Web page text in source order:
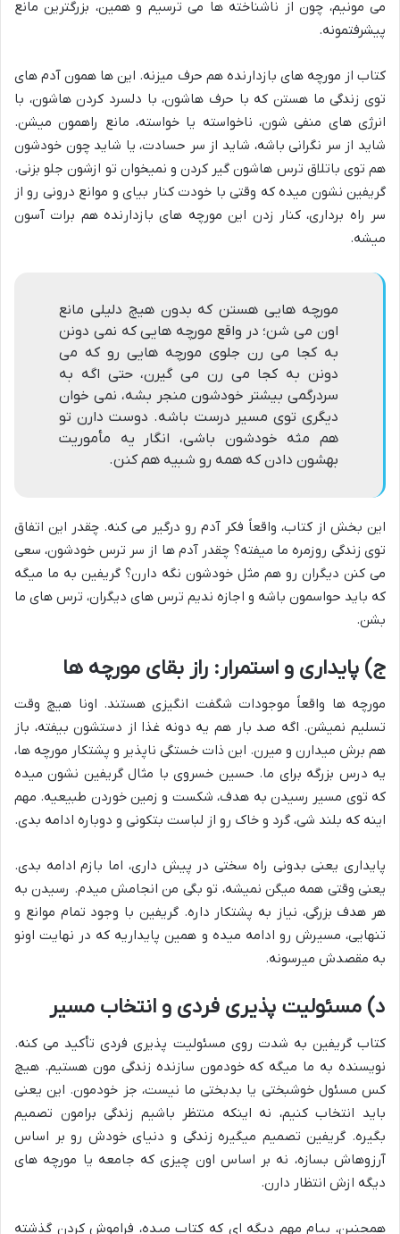
می مونیم، چون از ناشناخته ها می ترسیم و همین، بزرگترین مانع
پیشرفتمونه.
کتاب از مورچه های بازدارنده هم حرف میزنه. این ها همون آدم های
توی زندگی ما هستن که با حرف هاشون، با دلسرد کردن هاشون، با
انرژی های منفی شون، ناخواسته یا خواسته، مانع راهمون میشن.
شاید از سر نگرانی باشه، شاید از سر حسادت، یا شاید چون خودشون
هم توی باتلاق ترس هاشون گیر کردن و نمیخوان تو ازشون جلو بزنی.
گریفین نشون میده که وقتی با خودت کنار بیای و موانع درونی رو از
سر راه برداری، کنار زدن این مورچه های بازدارنده هم برات آسون
میشه.
مورچه هایی هستن که بدون هیچ دلیلی مانع
اون می شن؛ در واقع مورچه هایی که نمی دونن
به کجا می رن جلوی مورچه هایی رو که می
دونن به کجا می رن می گیرن، حتی اگه به
سردرگمی بیشتر خودشون منجر بشه، نمی خوان
دیگری توی مسیر درست باشه. دوست دارن تو
هم مثه خودشون باشی، انگار یه مأموریت
بهشون دادن که همه رو شبیه هم کنن.
این بخش از کتاب، واقعاً فکر آدم رو درگیر می کنه. چقدر این اتفاق
توی زندگی روزمره ما میفته؟ چقدر آدم ها از سر ترس خودشون، سعی
می کنن دیگران رو هم مثل خودشون نگه دارن؟ گریفین به ما میگه
که باید حواسمون باشه و اجازه ندیم ترس های دیگران، ترس های ما
بشن.
ج) پایداری و استمرار: راز بقای مورچه ها
مورچه ها واقعاً موجودات شگفت انگیزی هستند. اونا هیچ وقت
تسلیم نمیشن. اگه صد بار هم یه دونه غذا از دستشون بیفته، باز
هم برش میدارن و میرن. این ذات خستگی ناپذیر و پشتکار مورچه ها،
یه درس بزرگه برای ما. حسین خسروی با مثال گریفین نشون میده
که توی مسیر رسیدن به هدف، شکست و زمین خوردن طبیعیه. مهم
اینه که بلند شی، گرد و خاک رو از لباست بتکونی و دوباره ادامه بدی.
پایداری یعنی بدونی راه سختی در پیش داری، اما بازم ادامه بدی.
یعنی وقتی همه میگن نمیشه، تو بگی من انجامش میدم. رسیدن به
هر هدف بزرگی، نیاز به پشتکار داره. گریفین با وجود تمام موانع و
تنهایی، مسیرش رو ادامه میده و همین پایداریه که در نهایت اونو
به مقصدش میرسونه.
د) مسئولیت پذیری فردی و انتخاب مسیر
کتاب گریفین به شدت روی مسئولیت پذیری فردی تأکید می کنه.
نویسنده به ما میگه که خودمون سازنده زندگی مون هستیم. هیچ
کس مسئول خوشبختی یا بدبختی ما نیست، جز خودمون. این یعنی
باید انتخاب کنیم، نه اینکه منتظر باشیم زندگی برامون تصمیم
بگیره. گریفین تصمیم میگیره زندگی و دنیای خودش رو بر اساس
آرزوهاش بسازه، نه بر اساس اون چیزی که جامعه یا مورچه های
دیگه ازش انتظار دارن.
همچنین، پیام مهم دیگه ای که کتاب میده، فراموش کردن گذشته